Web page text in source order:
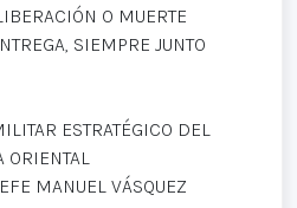
O MUERTE
SIEMPRE JUNTO
ESTRATÉGICO DEL
ORIENTAL
MANUEL VÁSQUEZ